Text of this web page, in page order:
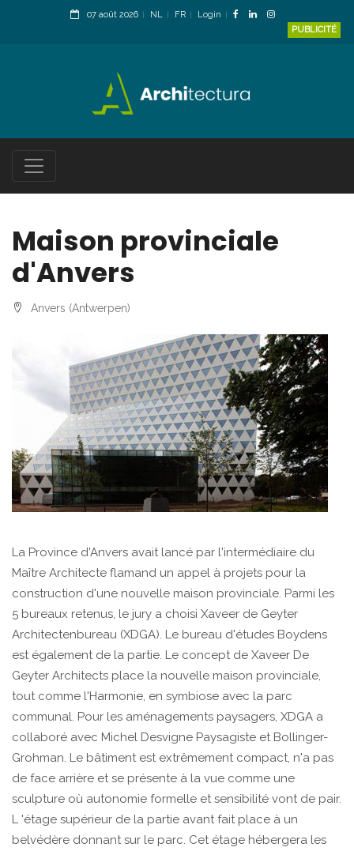
07 août 2026 NL FR
Login
PUBLICITÉ
Maison provinciale
d'Anvers
Anvers (Antwerpen)
La Province d'Anvers avait lancé par l'intermédiaire du
Maître Architecte flamand un appel à projets pour la
construction d'une nouvelle maison provinciale. Parmi les
5 bureaux retenus, le jury a choisi Xaveer de Geyter
Architectenbureau (XDGA). Le bureau d'études Boydens
est également de la partie. Le concept de Xaveer De
Geyter Architects place la nouvelle maison provinciale,
tout comme l'Harmonie, en symbiose avec la parc
communal. Pour les aménagements paysagers, XDGA a
collaboré avec Michel Desvigne Paysagiste et Bollinger-
Grohman. Le bâtiment est extrêmement compact, n'a pas
de face arrière et se présente à la vue comme une
sculpture où autonomie formelle et sensibilité vont de pair.
L 'étage supérieur de la partie avant fait place à un
belvédère donnant sur le parc. Cet étage hébergera les